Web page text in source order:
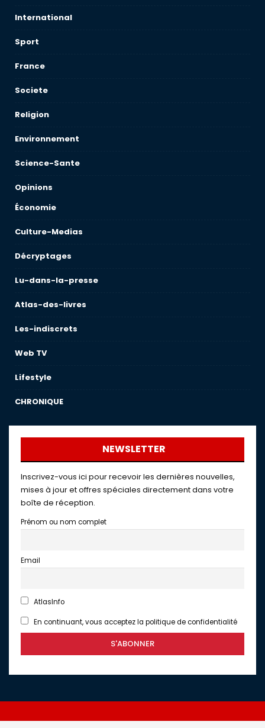
International
Sport
France
Societe
Religion
Environnement
Science-Sante
Opinions
Économie
Culture-Medias
Décryptages
Lu-dans-la-presse
Atlas-des-livres
Les-indiscrets
Web TV
Lifestyle
CHRONIQUE
NEWSLETTER
Inscrivez-vous ici pour recevoir les dernières nouvelles,
mises à jour et offres spéciales directement dans votre
boîte de réception.
Prénom ou nom complet
Email
AtlasInfo
En continuant, vous acceptez la politique de confidentialité